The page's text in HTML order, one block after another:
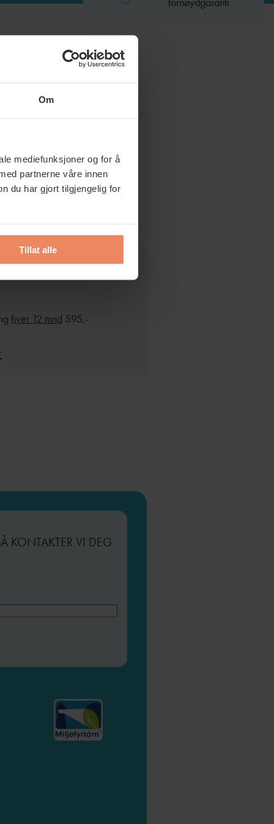
Om
mediefunksjoner og for å
partnerne våre innen
du har gjort tilgjengelig for
Tillat alle
hver 6 mnd545,-
hver 12 mnd 595,-
KONTAKTER VI DEG